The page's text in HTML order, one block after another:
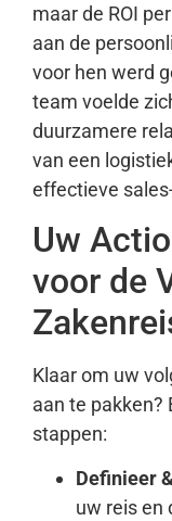
maar de ROI
aan de
voor hen werd
team voelde
duurzamere
van een
effectieve
Uw
voor de
Klaar om uw
aan te pakken?
stappen:
Definieer
uw reis en